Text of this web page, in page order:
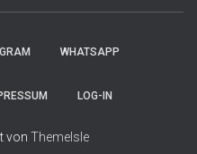
WHATSAPP
LOG-IN
von ThemeIsle